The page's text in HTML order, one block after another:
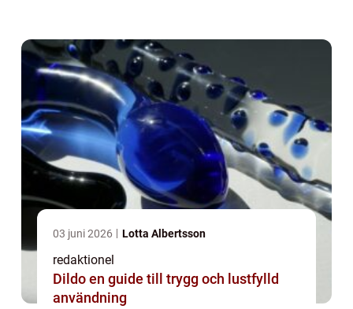
03 juni 2026 Lotta Albertsson
redaktionel
Dildo en guide till trygg och lustfylld
användning